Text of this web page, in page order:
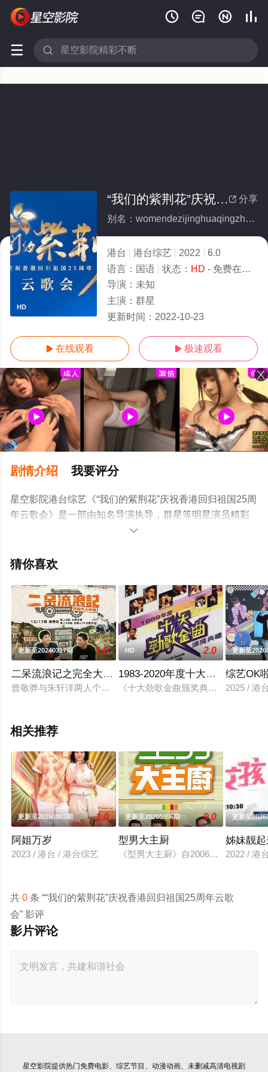
   
 
HD
 分享
“我们的紫荆花”庆祝香港回归祖国25周年云歌会
别名：womendezijinghuaqingzhuxiangganghuiguizuguo25zhounianyungehui
港台 港台综艺 2022
6.0
语言： 国语 状态： HD - 免费在线观看
导演： 未知
主演： 群星
更新时间： 2022-10-23
 在线观看  极速观看
剧情介绍 我要评分
星空影院港台综艺《“我们的紫荆花”庆祝香港回归祖国25周
年云歌会》是一部由知名导演执导，群星等明星演员精彩
演绎的港台综艺，手机免费观看高清无删减完整版综艺节
视猫或剧情网等平台了解。

猜你喜欢
更新至20240317期 1.0
二呆流浪记之完全大人手册
曾敬骅与朱轩洋两人个性看似天差地远，但私底下感情相当要
HD 2.0
1983-2020年度十大劲歌金曲颁
《十大劲歌金曲颁奖典礼》自1984
更新至
综艺OK
2025 / 港
相关推荐
更新至20260803期 1.0
阿姐万岁
2023 / 港台 / 港台综艺
更新至20260806期 9.0
型男大主厨
《型男大主厨》自2006年7月10日
更新至
姊妹靓
2022 / 港
共 0条 ““我们的紫荆花”庆祝香港回归祖国25周年云歌
会” 影评
影片评论
星空影院提供热门免费电影、综艺节目、动漫动画、未删减高清电视剧